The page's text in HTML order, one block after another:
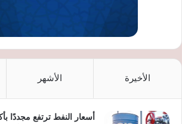
الأخيرة الأشهر